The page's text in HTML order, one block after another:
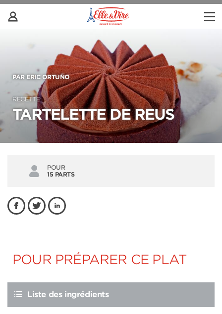
PAR ERIC ORTUÑO
RECETTE
TARTELETTE DE REUS
POUR
15 PARTS
POUR PRÉPARER CE PLAT
Liste des ingrédients